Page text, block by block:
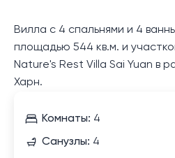
Вилла с 4 спальнями и 4
площадью 544 кв.м. и
Nature's Rest Villa Sai Yuan в
Харн.
Комнаты: 4
Санузлы: 4